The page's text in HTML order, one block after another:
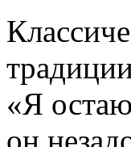
«Я
он